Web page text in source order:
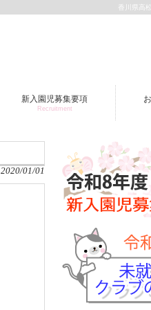
香川県高
新入園児募集要項
Recruitment
2020/01/01